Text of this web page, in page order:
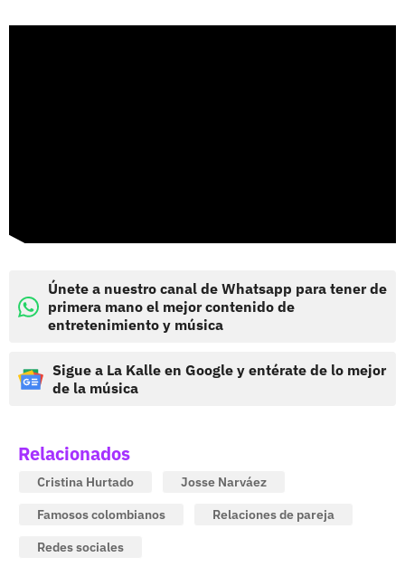
Únete a nuestro canal de Whatsapp para tener de
primera mano el mejor contenido de
entretenimiento y música
Sigue a La Kalle en Google y entérate de lo mejor
de la música
Relacionados
Cristina Hurtado
Josse Narváez
Famosos colombianos
Relaciones de pareja
Redes sociales